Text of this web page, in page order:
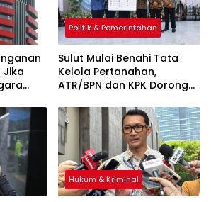
Jika
Politik & Pemerintahan
Sulut Mulai Benahi Tata
Kelola Pertanahan,
ATR/BPN dan KPK Dorong
Hukum & Kriminal